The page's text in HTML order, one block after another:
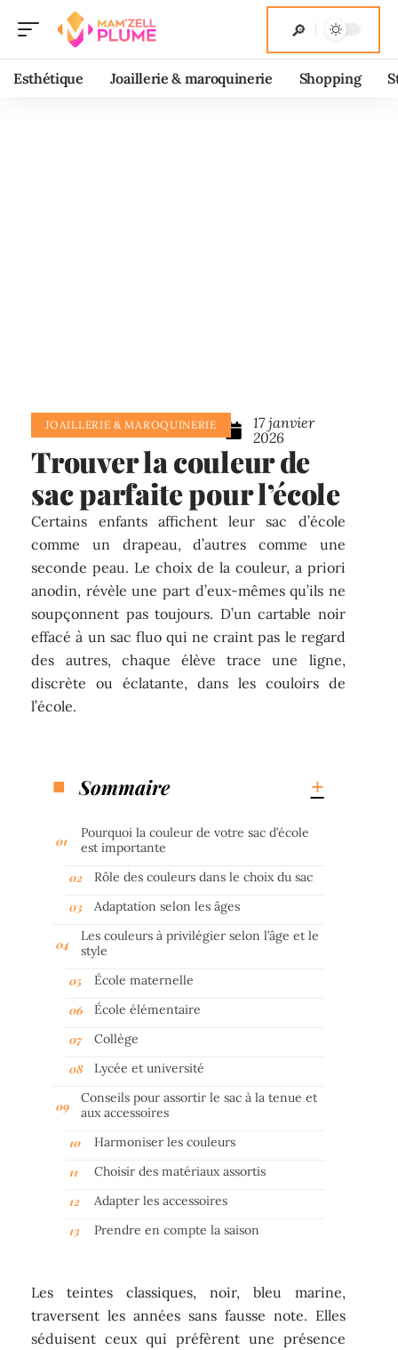
Esthétique Joaillerie & maroquinerie Shopping
JOAILLERIE & MAROQUINERIE
17 janvier
2026
Trouver la couleur de
sac parfaite pour l’école
Certains enfants affichent leur sac d’école
comme un drapeau, d’autres comme une
seconde peau. Le choix de la couleur, a priori
anodin, révèle une part d’eux-mêmes qu’ils ne
soupçonnent pas toujours. D’un cartable noir
effacé à un sac fluo qui ne craint pas le regard
des autres, chaque élève trace une ligne,
discrète ou éclatante, dans les couloirs de
l’école.
Sommaire
Pourquoi la couleur de votre sac d’école
est importante
Rôle des couleurs dans le choix du sac
Adaptation selon les âges
Les couleurs à privilégier selon l’âge et le
style
École maternelle
École élémentaire
Collège
Lycée et université
Conseils pour assortir le sac à la tenue et
aux accessoires
Harmoniser les couleurs
Choisir des matériaux assortis
Adapter les accessoires
Prendre en compte la saison
Les teintes classiques, noir, bleu marine,
traversent les années sans fausse note. Elles
séduisent ceux qui préfèrent une présence